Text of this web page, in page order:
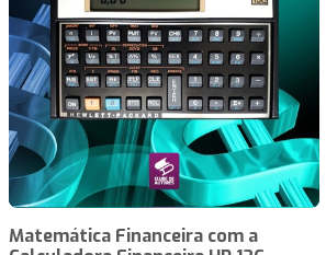
Matemática Financeira com a